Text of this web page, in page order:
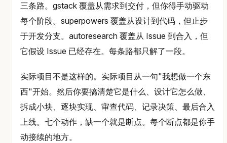
三条路。gstack 覆盖从需求到交付，但你得手动驱动
每个阶段。superpowers 覆盖从设计到代码，但止步
于开发分支。autoresearch 覆盖从 Issue 到合入，但
它假设 Issue 已经存在。每条路都只解了一段。
实际项目不是这样的。实际项目从一句"我想做一个东
西"开始。然后你要搞清楚它是什么、设计它怎么做、
拆成小块、逐块实现、审查代码、记录决策、最后合入
上线。七个动作，缺一个就是断点。每个断点都是你手
动接续的地方。